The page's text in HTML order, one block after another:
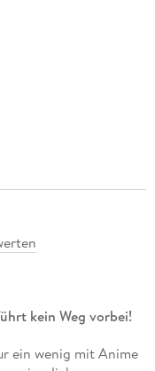
kein Weg vorbei!
ein wenig mit Anime